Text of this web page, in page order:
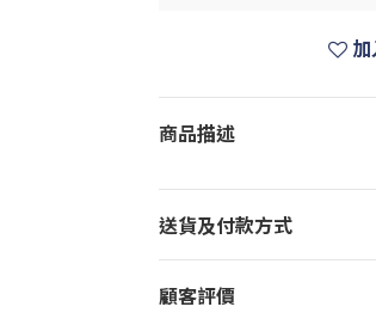
商品描述
送貨及付款方式
顧客評價